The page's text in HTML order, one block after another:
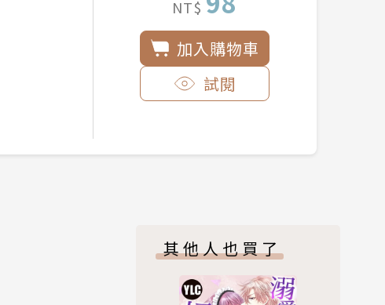
NT$
加入購物車
試閱
其他人也買了